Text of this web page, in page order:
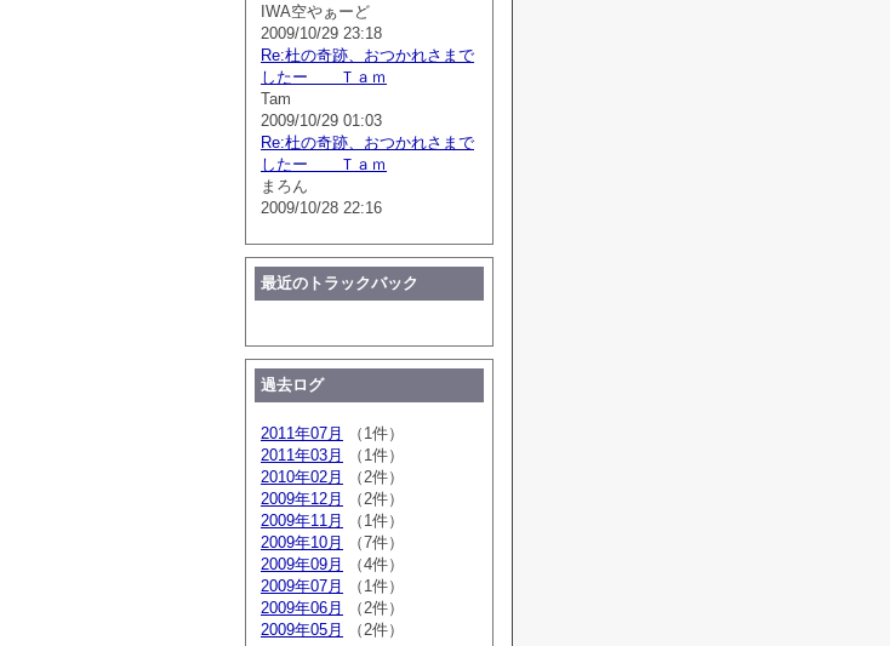
IWA空やぁーど
2009/10/29 23:18
Re:杜の奇跡、おつかれさまで
したー Ｔａｍ
Tam
2009/10/29 01:03
Re:杜の奇跡、おつかれさまで
したー Ｔａｍ
まろん
2009/10/28 22:16
最近のトラックバック
過去ログ
2011年07月
（1件）
2011年03月
（1件）
2010年02月
（2件）
2009年12月
（2件）
2009年11月
（1件）
2009年10月
（7件）
2009年09月
（4件）
2009年07月
（1件）
2009年06月
（2件）
2009年05月
（2件）